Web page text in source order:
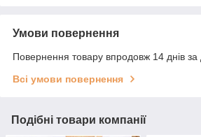
Умови повернення
Повернення товару впродовж 14 днів за
Всі умови повернення
Подібні товари компанії